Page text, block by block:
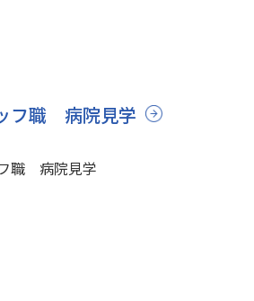
フ職 病院見学
職 病院見学